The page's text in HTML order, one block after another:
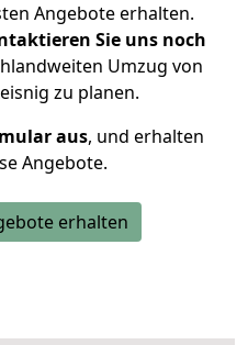
Angebote erhalten.
Sie uns noch
Umzug von
zu planen.
aus, und erhalten
Angebote.
erhalten